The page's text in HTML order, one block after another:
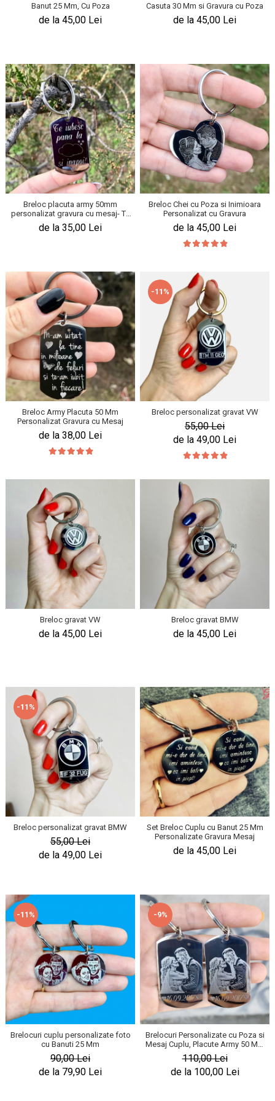
Chei auto
Cuplu
Pentru iubit
Pentru mama
Pentru tata
Echipe de fotbal
Brelocuri cu mesaje amuzante
Cadouri pentru parinti de Craciun
1 an
18 ani
25 ani
30 ani
40 ani
50 ani
60 ani
Banut 25 Mm, Cu Poza
de la 45,00 Lei
Casuta 30 Mm si Gravura cu Poza
de la 45,00 Lei
Breloc placuta army 50mm
personalizat gravura cu mesaj- Te
iubesc pana la nori!
de la 35,00 Lei
Breloc Chei cu Poza si Inimioara
Personalizat cu Gravura
de la 45,00 Lei
Breloc Army Placuta 50 Mm
Personalizat Gravura cu Mesaj
de la 38,00 Lei
-11%
Breloc personalizat gravat VW
55,00 Lei
de la 49,00 Lei
Breloc gravat VW
de la 45,00 Lei
Breloc gravat BMW
de la 45,00 Lei
-11%
Breloc personalizat gravat BMW
55,00 Lei
de la 49,00 Lei
Set Breloc Cuplu cu Banut 25 Mm
Personalizate Gravura Mesaj
de la 45,00 Lei
-11%
Brelocuri cuplu personalizate foto
cu Banuti 25 Mm
90,00 Lei
de la 79,90 Lei
-9%
Brelocuri Personalizate cu Poza si
Mesaj Cuplu, Placute Army 50 Mm
Personalizat Gravura – Data
Aniversara
110,00 Lei
de la 100,00 Lei